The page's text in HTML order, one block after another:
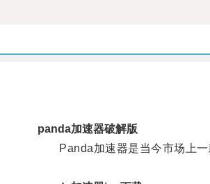
panda加速器破解版
Panda加速器是当今市场上一